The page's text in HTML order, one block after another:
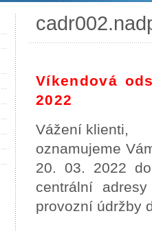
Víkendová
2022
Vážení klienti,
oznamujeme
20. 03. 2022
centrální
provozní údržby